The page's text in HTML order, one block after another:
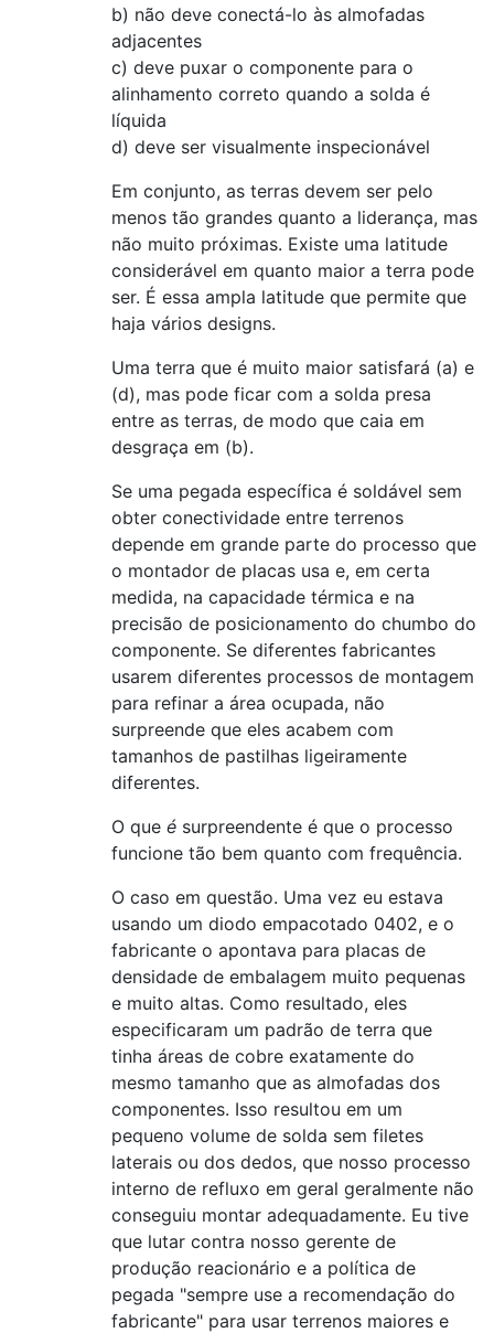
b) não deve conectá-lo às almofadas
adjacentes
c) deve puxar o componente para o
alinhamento correto quando a solda é
líquida
d) deve ser visualmente inspecionável
Em conjunto, as terras devem ser pelo
menos tão grandes quanto a liderança, mas
não muito próximas. Existe uma latitude
considerável em quanto maior a terra pode
ser. É essa ampla latitude que permite que
haja vários designs.
Uma terra que é muito maior satisfará (a) e
(d), mas pode ficar com a solda presa
entre as terras, de modo que caia em
desgraça em (b).
Se uma pegada específica é soldável sem
obter conectividade entre terrenos
depende em grande parte do processo que
o montador de placas usa e, em certa
medida, na capacidade térmica e na
precisão de posicionamento do chumbo do
componente. Se diferentes fabricantes
usarem diferentes processos de montagem
para refinar a área ocupada, não
surpreende que eles acabem com
tamanhos de pastilhas ligeiramente
diferentes.
O que é surpreendente é que o processo
funcione tão bem quanto com frequência.
O caso em questão. Uma vez eu estava
usando um diodo empacotado 0402, e o
fabricante o apontava para placas de
densidade de embalagem muito pequenas
e muito altas. Como resultado, eles
especificaram um padrão de terra que
tinha áreas de cobre exatamente do
mesmo tamanho que as almofadas dos
componentes. Isso resultou em um
pequeno volume de solda sem filetes
laterais ou dos dedos, que nosso processo
interno de refluxo em geral geralmente não
conseguiu montar adequadamente. Eu tive
que lutar contra nosso gerente de
produção reacionário e a política de
pegada "sempre use a recomendação do
fabricante" para usar terrenos maiores e